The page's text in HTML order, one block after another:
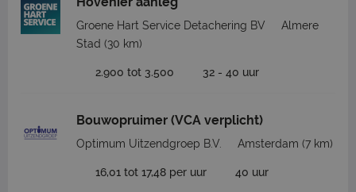
Groene Hart Service Detachering BV
Almere
Stad (30 km)
2.900 tot 3.500 32 - 40 uur
Bouwopruimer (VCA verplicht)
Optimum Uitzendgroep B.V. Amsterdam (7 km)
16,01 tot 17,48 per uur 40 uur